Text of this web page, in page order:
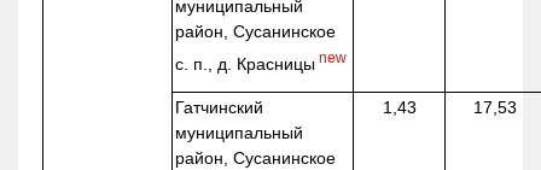
муниципальный
район, Сусанинское
с. п., д. Красницы new
Гатчинский
муниципальный
район, Сусанинское
1,43 17,53